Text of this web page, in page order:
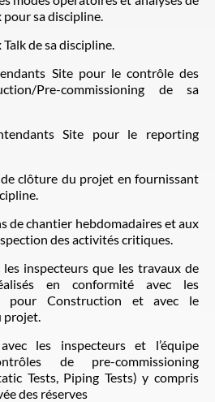
pour sa discipline.
de sa discipline.
Site pour le contrôle des
Pre-commissioning de sa
Site pour le reporting
clôture du projet en fournissant
de chantier hebdomadaires et aux
des activités critiques.
les inspecteurs que les travaux de
en conformité avec les
pour Construction et avec le
projet.
les inspecteurs et l’équipe
de pre-commissioning
Tests, Piping Tests) y compris
des réserves